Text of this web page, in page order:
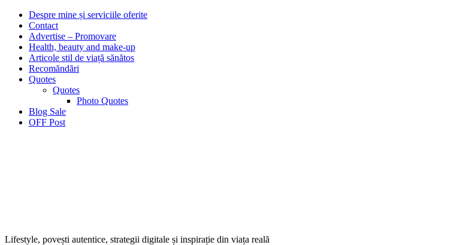
Despre mine și serviciile oferite
Contact
Advertise – Promovare
Health, beauty and make-up
Articole stil de viață sănătos
Recomăndări
Quotes
Quotes
Photo Quotes
Blog Sale
OFF Post
Lifestyle, povești autentice, strategii digitale și inspirație din viața reală